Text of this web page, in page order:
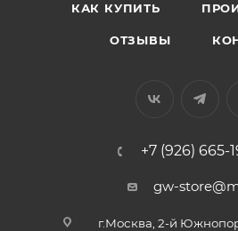
КАК КУПИТЬ
ОТЗЫВЫ
+7 (926) 665-
gw-
г.Москва, 2-й